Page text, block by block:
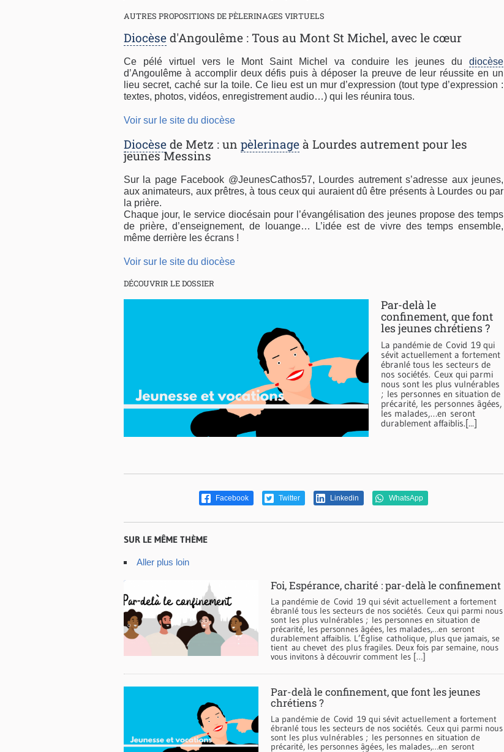
AUTRES PROPOSITIONS DE PÈLERINAGES VIRTUELS
Diocèse d'Angoulême : Tous au Mont St Michel, avec le cœur
Ce pélé virtuel vers le Mont Saint Michel va conduire les jeunes du diocèse
d’Angoulême à accomplir deux défis puis à déposer la preuve de leur réussite en un
lieu secret, caché sur la toile. Ce lieu est un mur d’expression (tout type d’expression :
textes, photos, vidéos, enregistrement audio…) qui les réunira tous.
Voir sur le site du diocèse
Diocèse de Metz : un pèlerinage à Lourdes autrement pour les
jeunes Messins
Sur la page Facebook @JeunesCathos57, Lourdes autrement s’adresse aux jeunes,
aux animateurs, aux prêtres, à tous ceux qui auraient dû être présents à Lourdes ou par
la prière.
Chaque jour, le service diocésain pour l’évangélisation des jeunes propose des temps
de prière, d’enseignement, de louange… L’idée est de vivre des temps ensemble,
même derrière les écrans !
Voir sur le site du diocèse
DÉCOUVRIR LE DOSSIER
Par-delà le
confinement, que font
les jeunes chrétiens ?
La pandémie de Covid 19 qui
sévit actuellement a fortement
ébranlé tous les secteurs de
nos sociétés. Ceux qui parmi
nous sont les plus vulnérables
; les personnes en situation de
précarité, les personnes âgées,
les malades,…en seront
durablement affaiblis.[...]
Facebook Twitter Linkedin WhatsApp
SUR LE MÊME THÈME
Aller plus loin
Foi, Espérance, charité : par-delà le confinement
La pandémie de Covid 19 qui sévit actuellement a fortement
ébranlé tous les secteurs de nos sociétés. Ceux qui parmi nous
sont les plus vulnérables ; les personnes en situation de
précarité, les personnes âgées, les malades,…en seront
durablement affaiblis. L’Église catholique, plus que jamais, se
tient au chevet des plus fragiles. Deux fois par semaine, nous
vous invitons à découvrir comment les […]
Par-delà le confinement, que font les jeunes
chrétiens ?
La pandémie de Covid 19 qui sévit actuellement a fortement
ébranlé tous les secteurs de nos sociétés. Ceux qui parmi nous
sont les plus vulnérables ; les personnes en situation de
précarité, les personnes âgées, les malades,…en seront